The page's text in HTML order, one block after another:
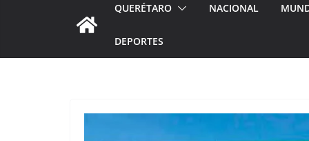
QUERÉTARO NACIONAL
DEPORTES